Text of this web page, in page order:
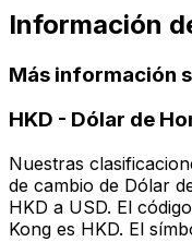
Información
Más información
HKD - Dólar de
Nuestras
de cambio de Dólar
HKD a USD. El
Kong es HKD. El